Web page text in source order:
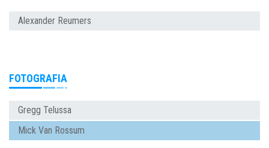
Alexander Reumers
FOTOGRAFIA
Gregg Telussa
Mick Van Rossum